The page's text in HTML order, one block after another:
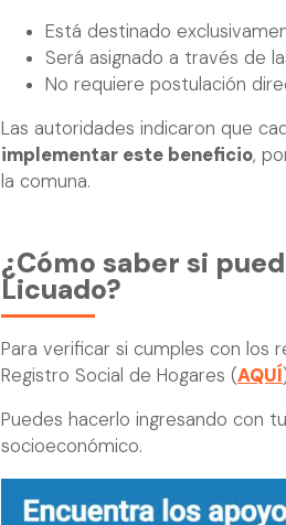
Está destinado
Será asignado a través de
No requiere postulación
Las autoridades indicaron que
implementar este beneficio,
la comuna.
¿Cómo saber si
Licuado?
Para verificar si cumples con los
Registro Social de Hogares (AQUÍ
Puedes hacerlo ingresando con
socioeconómico.